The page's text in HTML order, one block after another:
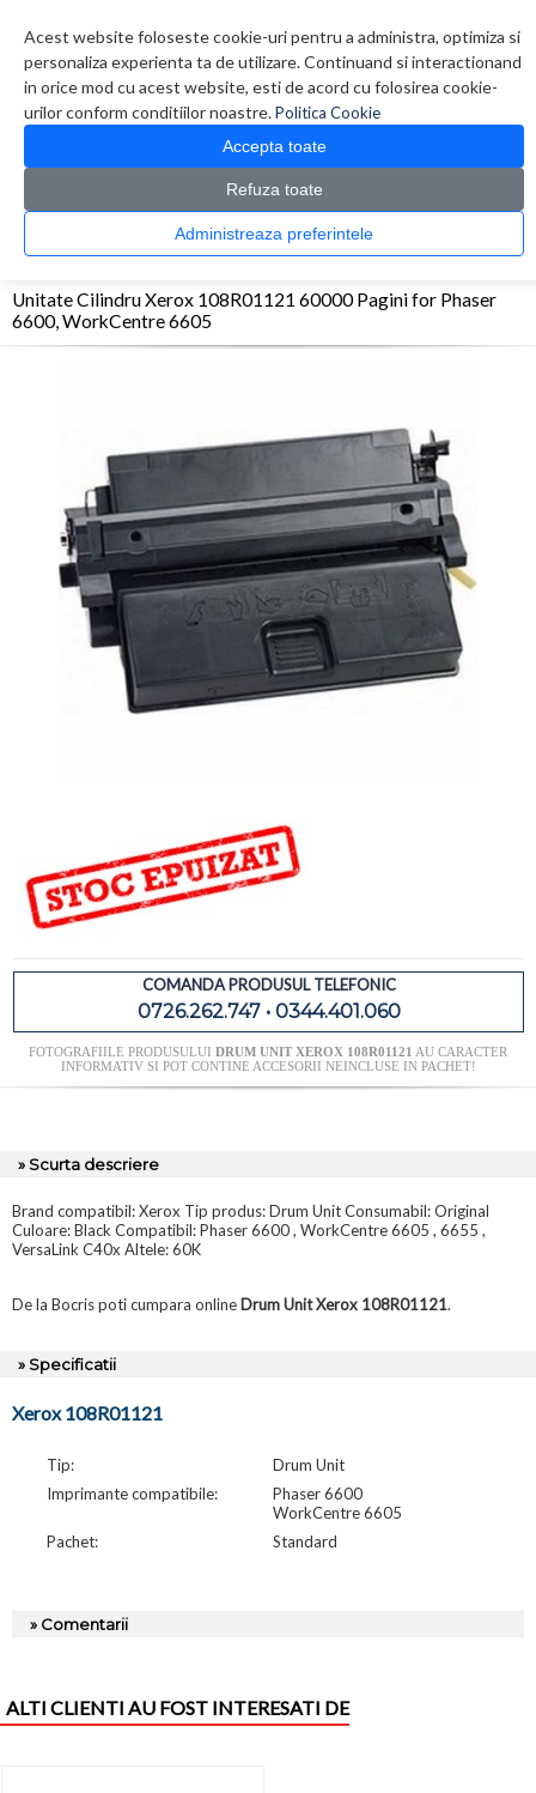
Acest website foloseste cookie-uri pentru a administra, optimiza si
personaliza experienta ta de utilizare. Continuand si interactionand
in orice mod cu acest website, esti de acord cu folosirea cookie-
urilor conform conditiilor noastre.Politica Cookie
Accepta toate
Refuza toate
Administreaza preferintele
0 produs(e)
CATALOG PRODUSE
Consumabile originale > OPC/Drum/Printhead
Unitate Cilindru Xerox 108R01121 60000 Pagini for Phaser
6600, WorkCentre 6605
COMANDA PRODUSUL TELEFONIC
0726.262.747 • 0344.401.060
FOTOGRAFIILE PRODUSULUI DRUM UNIT XEROX 108R01121 AU CARACTER
INFORMATIV SI POT CONTINE ACCESORII NEINCLUSE IN PACHET!
» Scurta descriere
Brand compatibil: Xerox Tip produs: Drum Unit Consumabil: Original
Culoare: Black Compatibil: Phaser 6600 , WorkCentre 6605 , 6655 ,
VersaLink C40x Altele: 60K
De la Bocris poti cumpara online Drum Unit Xerox 108R01121.
» Specificatii
Xerox 108R01121
Tip:
Drum Unit
Imprimante compatibile:
Phaser 6600
WorkCentre 6605
Pachet:
Standard
» Comentarii
ALTI CLIENTI AU FOST INTERESATI DE